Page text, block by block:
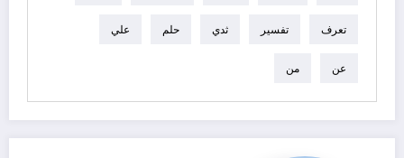
تعرف تفسير ثدي حلم علي
عن من